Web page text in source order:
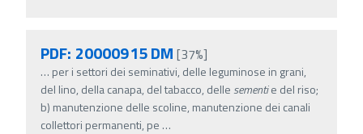
PDF: 20000915 DM [37%]
… per i settori dei seminativi, delle leguminose in grani,
del lino, della canapa, del tabacco, delle sementie del riso;
b) manutenzione delle scoline, manutenzione dei canali
collettori permanenti, pe …